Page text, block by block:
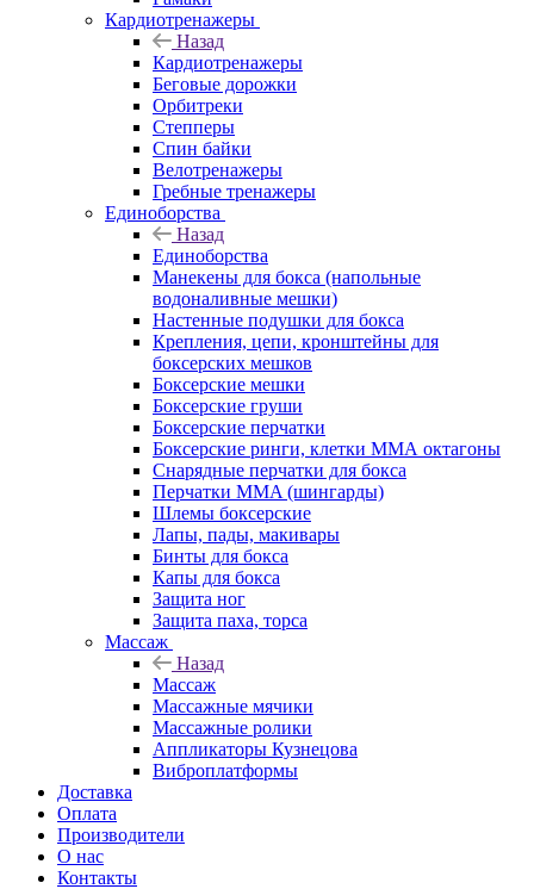
Кардиотренажеры
Назад
Кардиотренажеры
Беговые дорожки
Орбитреки
Степперы
Спин байки
Велотренажеры
Гребные тренажеры
Единоборства
Назад
Единоборства
Манекены для бокса (напольные
водоналивные мешки)
Настенные подушки для бокса
Крепления, цепи, кронштейны для
боксерских мешков
Боксерские мешки
Боксерские груши
Боксерские перчатки
Боксерские ринги, клетки ММА октагоны
Снарядные перчатки для бокса
Перчатки MMA (шингарды)
Шлемы боксерские
Лапы, пады, макивары
Бинты для бокса
Капы для бокса
Защита ног
Защита паха, торса
Массаж
Назад
Массаж
Массажные мячики
Массажные ролики
Аппликаторы Кузнецова
Виброплатформы
Доставка
Оплата
Производители
О нас
Контакты